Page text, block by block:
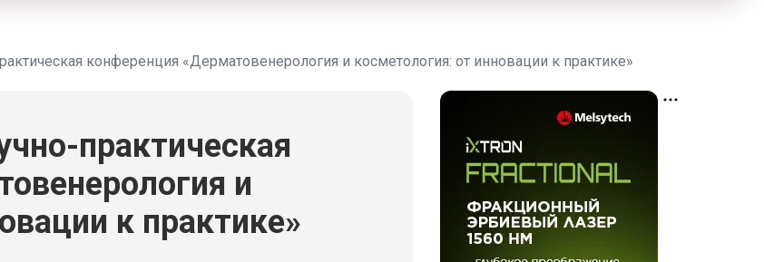
конференция «Дерматовенерология и косметология: от инновации к практике»
практическая
и
к практике»